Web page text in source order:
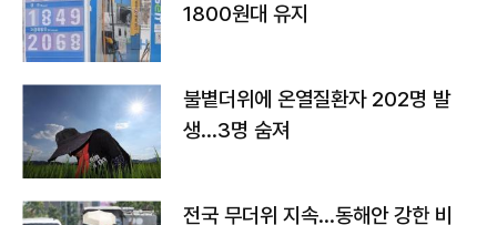
1800원대 유지
불볕더위에 온열질환자 202명 발
생…3명 숨져
전국 무더위 지속…동해안 강한 비